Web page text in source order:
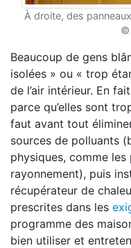
À droite, des
©
Beaucoup de gens
isolées » ou « trop
de l’air intérieur. En
parce qu’elles sont
faut avant tout
sources de polluants
physiques, comme
rayonnement), puis
récupérateur de
prescrites dans les
programme des
bien utiliser et